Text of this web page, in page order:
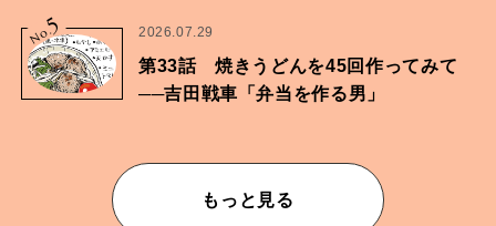
No.
5 2026.07.29
第33話 焼きうどんを45回作ってみて
──吉田戦車「弁当を作る男」
もっと見る